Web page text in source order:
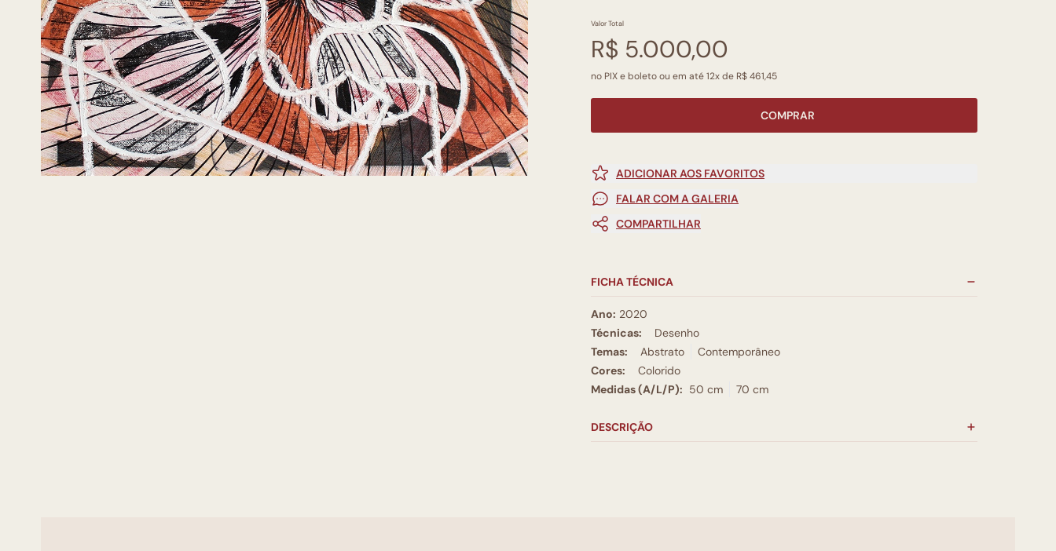
Valor Total
R$ 5.000,00
no PIX e boleto ou em até 12x de R$ 461,45
COMPRAR
ADICIONAR AOS FAVORITOS
FALAR COM A GALERIA
COMPARTILHAR
FICHA TÉCNICA
Ano: 2020
Técnicas:
Desenho
Temas:
Abstrato
Contemporâneo
Cores:
Colorido
Medidas (A/L/P): 50 cm 70 cm
DESCRIÇÃO